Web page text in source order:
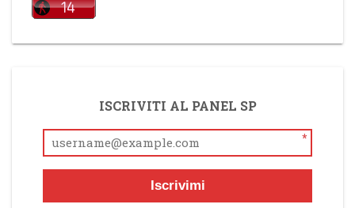
ISCRIVITI AL PANEL SP
*
Iscrivimi